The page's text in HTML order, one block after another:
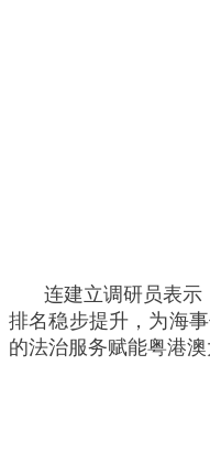
连建立调研员表示
排名稳步提升，为海
的法治服务赋能粤港